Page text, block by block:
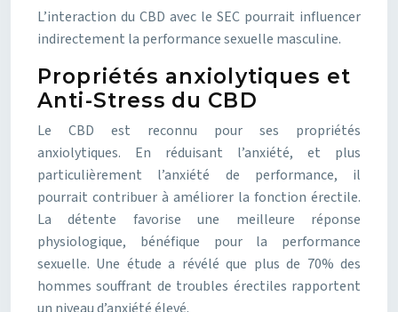
L’interaction du CBD avec le SEC pourrait influencer
indirectement la performance sexuelle masculine.
Propriétés anxiolytiques et
Anti-Stress du CBD
Le CBD est reconnu pour ses propriétés
anxiolytiques. En réduisant l’anxiété, et plus
particulièrement l’anxiété de performance, il
pourrait contribuer à améliorer la fonction érectile.
La détente favorise une meilleure réponse
physiologique, bénéfique pour la performance
sexuelle. Une étude a révélé que plus de 70% des
hommes souffrant de troubles érectiles rapportent